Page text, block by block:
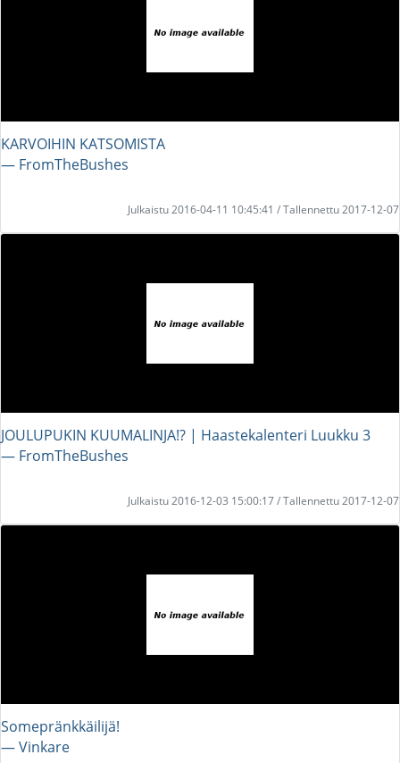
KARVOIHIN KATSOMISTA
― FromTheBushes
Julkaistu 2016-04-11 10:45:41 / Tallennettu 2017-12-07
JOULUPUKIN KUUMALINJA!? | Haastekalenteri Luukku 3
― FromTheBushes
Julkaistu 2016-12-03 15:00:17 / Tallennettu 2017-12-07
Somepränkkäilijä!
― Vinkare